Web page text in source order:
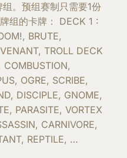
。预组赛制只需要1份
组的卡牌： DECK 1 :
BRUTE,
TROLL DECK
OGRE, SCRIBE,
DISCIPLE, GNOME,
PARASITE, VORTEX
CARNIVORE,
REPTILE, …